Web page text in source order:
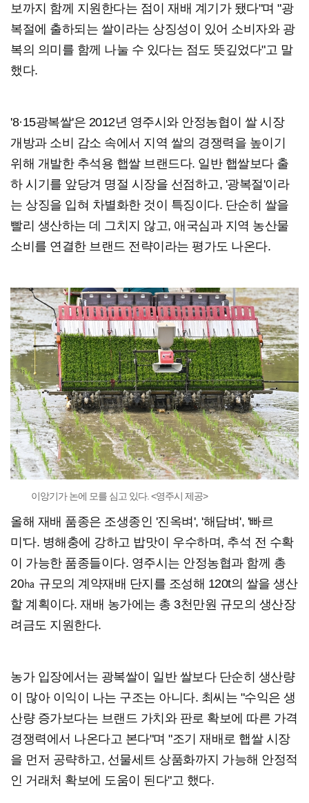
보까지 함께 지원한다는 점이 재배 계기가 됐다"며 "광
복절에 출하되는 쌀이라는 상징성이 있어 소비자와 광
복의 의미를 함께 나눌 수 있다는 점도 뜻깊었다"고 말
했다.
'8·15광복쌀'은 2012년 영주시와 안정농협이 쌀 시장
개방과 소비 감소 속에서 지역 쌀의 경쟁력을 높이기
위해 개발한 추석용 햅쌀 브랜드다. 일반 햅쌀보다 출
하 시기를 앞당겨 명절 시장을 선점하고, '광복절'이라
는 상징을 입혀 차별화한 것이 특징이다. 단순히 쌀을
빨리 생산하는 데 그치지 않고, 애국심과 지역 농산물
소비를 연결한 브랜드 전략이라는 평가도 나온다.
이앙기가 논에 모를 심고 있다. <영주시 제공>
올해 재배 품종은 조생종인 '진옥벼', '해담벼', '빠르
미'다. 병해충에 강하고 밥맛이 우수하며, 추석 전 수확
이 가능한 품종들이다. 영주시는 안정농협과 함께 총
20㏊ 규모의 계약재배 단지를 조성해 120t의 쌀을 생산
할 계획이다. 재배 농가에는 총 3천만원 규모의 생산장
려금도 지원한다.
농가 입장에서는 광복쌀이 일반 쌀보다 단순히 생산량
이 많아 이익이 나는 구조는 아니다. 최씨는 "수익은 생
산량 증가보다는 브랜드 가치와 판로 확보에 따른 가격
경쟁력에서 나온다고 본다"며 "조기 재배로 햅쌀 시장
을 먼저 공략하고, 선물세트 상품화까지 가능해 안정적
인 거래처 확보에 도움이 된다"고 했다.